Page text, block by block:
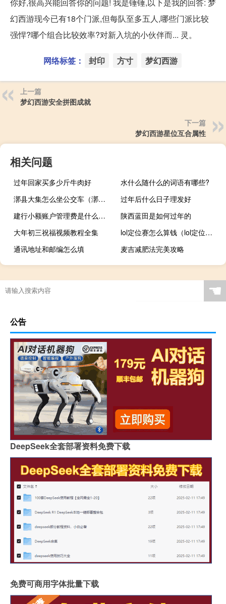
幻西游现今已有18个门派,但每队至多五人,哪些门派比较
强悍?哪个组合比较效率?对新入坑的小伙伴而... 灵。
网络标签： 封印 方寸 梦幻西游
上一篇
梦幻西游安全拼图成就
下一篇
梦幻西游星位互合属性
相关问题
过年回家买多少斤牛肉好
水什么随什么的词语有哪些?
漷县大集怎么坐公交车（漷县怎么读）
过年后什么日子理发好
建行小额账户管理费是什么意思
陕西蓝田是如何过年的
大年初三祝福视频教程全集
lol定位赛怎么算钱（lol定位赛怎么算）
通讯地址和邮编怎么填
麦吉减肥法完美攻略
☚
公告
DeepSeek全套部署资料免费下载
免费可商用字体批量下载